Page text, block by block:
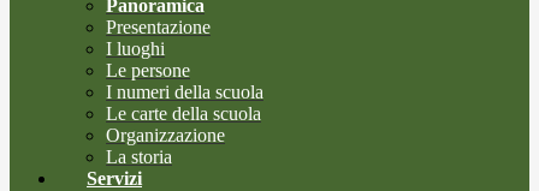
Panoramica
Presentazione
I luoghi
Le persone
I numeri della scuola
Le carte della scuola
Organizzazione
La storia
Servizi